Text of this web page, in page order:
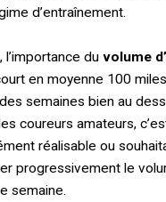
d’entraînement.
du volume
en moyenne 100
semaines bien au
coureurs amateurs,
réalisable ou
progressivement le
semaine.